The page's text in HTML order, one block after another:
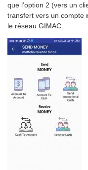
que l’option 2 (vers un
transfert vers un compte
le réseau GIMAC.